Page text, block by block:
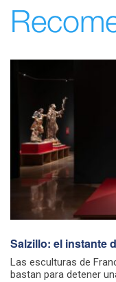
Salzillo: el instante
Las esculturas de
bastan para detener